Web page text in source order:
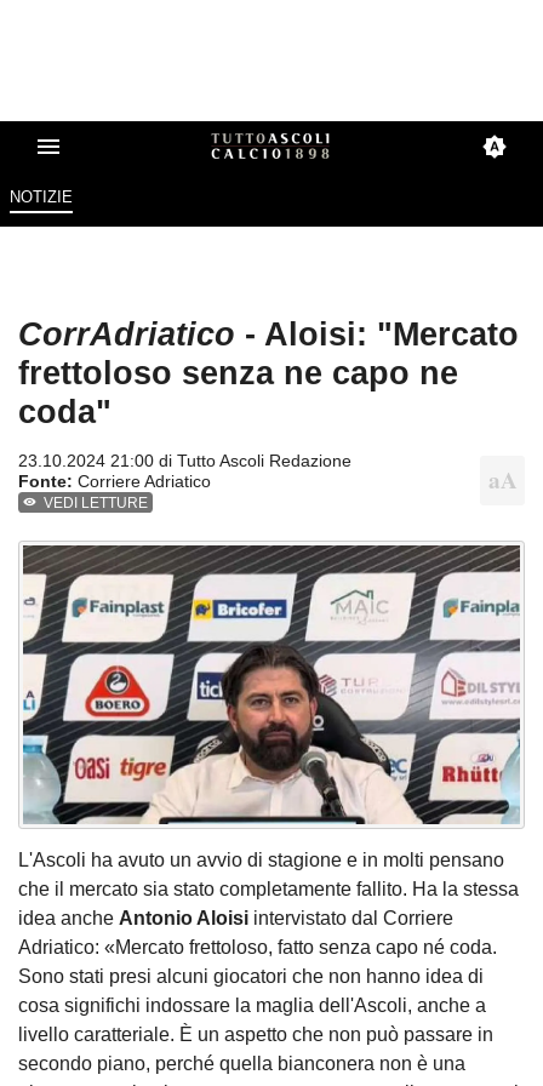
NOTIZIE
CorrAdriatico - Aloisi: "Mercato
frettoloso senza ne capo ne
coda"
23.10.2024 21:00 di Tutto Ascoli Redazione
Fonte: Corriere Adriatico
VEDI LETTURE
L'Ascoli ha avuto un avvio di stagione e in molti pensano
che il mercato sia stato completamente fallito. Ha la stessa
idea anche Antonio Aloisi intervistato dal Corriere
Adriatico: «Mercato frettoloso, fatto senza capo né coda.
Sono stati presi alcuni giocatori che non hanno idea di
cosa significhi indossare la maglia dell'Ascoli, anche a
livello caratteriale. È un aspetto che non può passare in
secondo piano, perché quella bianconera non è una